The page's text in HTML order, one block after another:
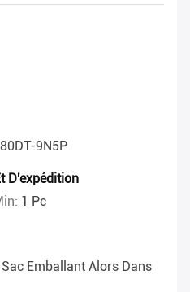
9N5P
D'expédition
1 Pc
Sac Emballant Alors Dans